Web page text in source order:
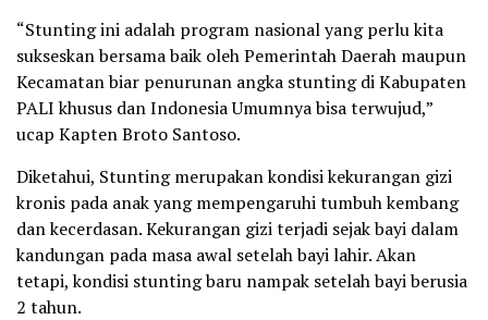
“Stunting ini adalah program nasional yang perlu kita
sukseskan bersama baik oleh Pemerintah Daerah maupun
Kecamatan biar penurunan angka stunting di Kabupaten
PALI khusus dan Indonesia Umumnya bisa terwujud,”
ucap Kapten Broto Santoso.
Diketahui, Stunting merupakan kondisi kekurangan gizi
kronis pada anak yang mempengaruhi tumbuh kembang
dan kecerdasan. Kekurangan gizi terjadi sejak bayi dalam
kandungan pada masa awal setelah bayi lahir. Akan
tetapi, kondisi stunting baru nampak setelah bayi berusia
2 tahun.